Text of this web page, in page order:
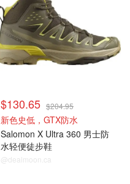
$130.65 $204.95
新色史低，GTX防水
Salomon X Ultra 360 男士防
水轻便徒步鞋
@dealmoon.ca